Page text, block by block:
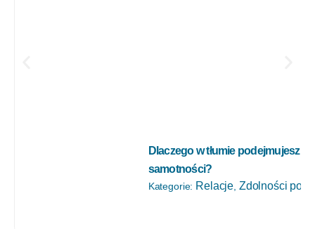
Dlaczego w tłumie podejmujesz
samotności?
Kategorie: Relacje Zdolności